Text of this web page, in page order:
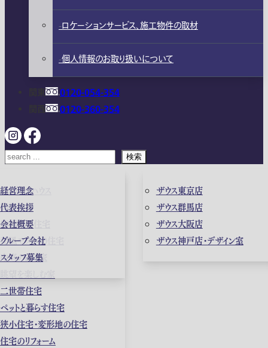
ガレージハウス
高級住宅
店舗併用住宅
和風モダンの住宅
中庭のある家
二世帯住宅
ペットと暮らす住宅
狭小住宅・変形地の住宅
住宅のリフォーム
経営理念
代表挨拶
会社概要
グループ会社
スタッフ募集
ザウス東京店
ザウス群馬店
ザウス大阪店
ザウス神戸店・デザイン室
ロケーションサービス、施工物件の取材
個人情報のお取り扱いについて
0120-054-354
0120-360-354
検索